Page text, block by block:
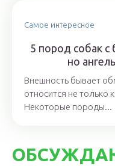
Самое интересное
5 пород собак с
но
Внешность бывает
относится не только
Некоторые породы...